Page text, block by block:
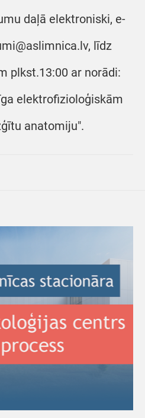
daļā elektroniski, e-
līdz
plkst.13:00 ar norādi:
elektrofizioloģiskām
anatomiju".